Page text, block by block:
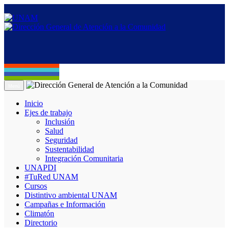
Inicio
Ejes de trabajo
Inclusión
Salud
Seguridad
Sustentabilidad
Integración Comunitaria
UNAPDI
#TuRed UNAM
Cursos
Distintivo ambiental UNAM
Campañas e Información
Climatón
Directorio